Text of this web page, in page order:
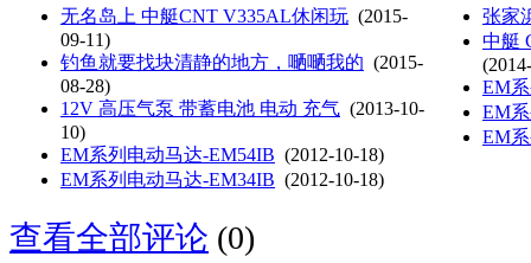
无名岛上 中艇CNT V335AL休闲玩 (2015-
09-11)
钓鱼就要找块清静的地方，嗮嗮我的 (2015-
08-28)
12V 高压气泵 带蓄电池 电动 充气 (2013-10-
10)
EM系列电动马达-EM54IB (2012-10-18)
EM系列电动马达-EM34IB (2012-10-18)
张家
中艇
EM
EM
EM
查看全部评论 (0)